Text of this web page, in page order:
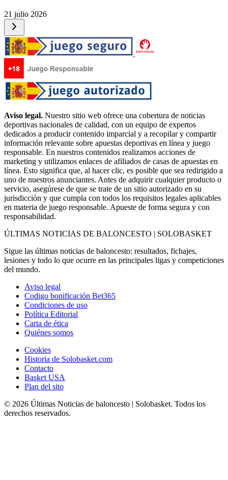
21 julio 2026
Aviso legal. Nuestro sitio web ofrece una cobertura de noticias
deportivas nacionales de calidad, con un equipo de expertos
dedicados a producir contenido imparcial y a recopilar y compartir
información relevante sobre apuestas deportivas en línea y juego
responsable. En nuestros contenidos realizamos acciones de
marketing y utilizamos enlaces de afiliados de casas de apuestas en
línea. Esto significa que, al hacer clic, es posible que sea redirigido a
uno de nuestros anunciantes. Antes de adquirir cualquier producto o
servicio, asegúrese de que se trate de un sitio autorizado en su
jurisdicción y que cumpla con todos los requisitos legales aplicables
en materia de juego responsable. Apueste de forma segura y con
responsabilidad.
ÚLTIMAS NOTICIAS DE BALONCESTO | SOLOBASKET
Sigue las últimas noticias de baloncesto: resultados, fichajes,
lesiones y todo lo que ocurre en las principales ligas y competiciones
del mundo.
Aviso legal
Codigo bonificación Bet365
Condiciones de uso
Política Editorial
Carta de ética
Quiénes somos
Cookies
Historia de Solobasket.com
Contacto
Basket USA
Plan del sito
© 2026 Últimas Noticias de baloncesto | Solobasket. Todos los
derechos reservados.